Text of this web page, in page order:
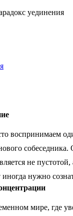
уединения
воспринимаем
собеседника.
не
нужно
мире, где